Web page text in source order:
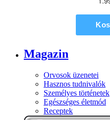
Magazin
Orvosok üzenetei
Hasznos tudnivalók
Személyes történetek
Egészséges életmód
Receptek